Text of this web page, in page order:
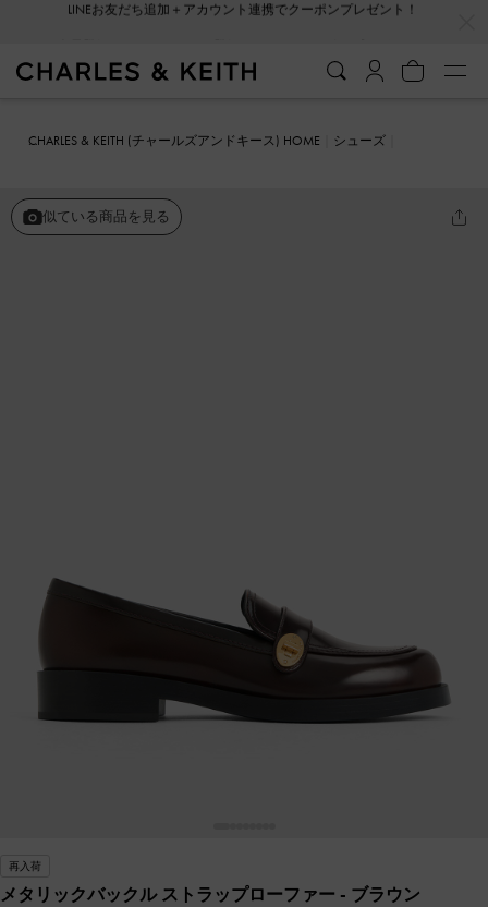
会員登録＋ニュースレター登録で10%OFFクーポンプレゼント！
CHARLES & KEITH (チャールズアンドキース) HOME
シューズ
似ている商品を見る
再入荷
メタリックバックル ストラップローファー - ブラウン